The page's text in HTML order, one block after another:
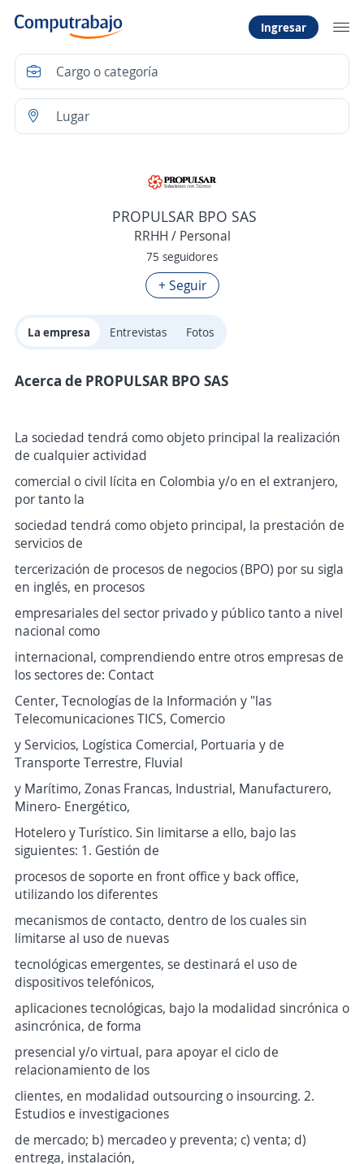
Ingresar
PROPULSAR BPO SAS
RRHH / Personal
75 seguidores
+ Seguir
La empresa Entrevistas Fotos
Acerca de PROPULSAR BPO SAS
La sociedad tendrá como objeto principal la realización
de cualquier actividad
comercial o civil lícita en Colombia y/o en el extranjero,
por tanto la
sociedad tendrá como objeto principal, la prestación de
servicios de
tercerización de procesos de negocios (BPO) por su sigla
en inglés, en procesos
empresariales del sector privado y público tanto a nivel
nacional como
internacional, comprendiendo entre otros empresas de
los sectores de: Contact
Center, Tecnologías de la Información y "las
Telecomunicaciones TICS, Comercio
y Servicios, Logística Comercial, Portuaria y de
Transporte Terrestre, Fluvial
y Marítimo, Zonas Francas, Industrial, Manufacturero,
Minero- Energético,
Hotelero y Turístico. Sin limitarse a ello, bajo las
siguientes: 1. Gestión de
procesos de soporte en front office y back office,
utilizando los diferentes
mecanismos de contacto, dentro de los cuales sin
limitarse al uso de nuevas
tecnológicas emergentes, se destinará el uso de
dispositivos telefónicos,
aplicaciones tecnológicas, bajo la modalidad sincrónica o
asincrónica, de forma
presencial y/o virtual, para apoyar el ciclo de
relacionamiento de los
clientes, en modalidad outsourcing o insourcing. 2.
Estudios e investigaciones
de mercado; b) mercadeo y preventa; c) venta; d)
entrega, instalación,